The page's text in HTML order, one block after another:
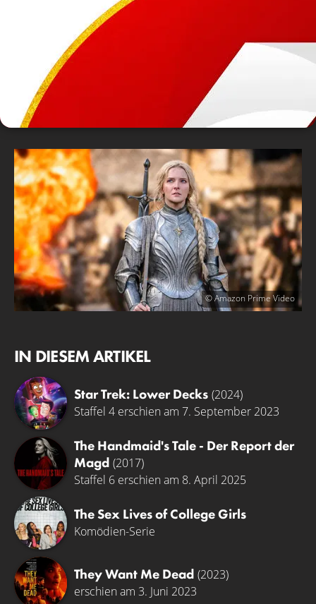
© Amazon Prime Video
IN DIESEM ARTIKEL
Star Trek: Lower Decks (2024)
Staffel 4 erschien am 7. September 2023
The Handmaid's Tale - Der Report der
Magd (2017)
Staffel 6 erschien am 8. April 2025
The Sex Lives of College Girls
Komödien-Serie
They Want Me Dead (2023)
erschien am 3. Juni 2023